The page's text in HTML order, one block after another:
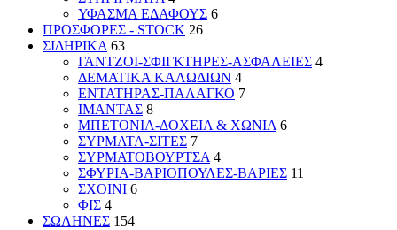
ΥΦΑΣΜΑ ΕΔΑΦΟΥΣ 6
ΠΡΟΣΦΟΡΕΣ - STOCK 26
ΣΙΔΗΡΙΚΑ 63
ΓΑΝΤΖΟΙ-ΣΦΙΓΚΤΗΡΕΣ-ΑΣΦΑΛΕΙΕΣ 4
ΔΕΜΑΤΙΚΑ ΚΑΛΩΔΙΩΝ 4
ΕΝΤΑΤΗΡΑΣ-ΠΑΛΑΓΚΟ 7
ΙΜΑΝΤΑΣ 8
ΜΠΕΤΟΝΙΑ-ΔΟΧΕΙΑ & ΧΩΝΙΑ 6
ΣΥΡΜΑΤΑ-ΣΙΤΕΣ 7
ΣΥΡΜΑΤΟΒΟΥΡΤΣΑ 4
ΣΦΥΡΙΑ-ΒΑΡΙΟΠΟΥΛΕΣ-ΒΑΡΙΕΣ 11
ΣΧΟΙΝΙ 6
ΦΙΣ 4
ΣΩΛΗΝΕΣ 154